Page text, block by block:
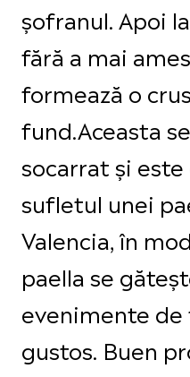
șofranul. Apoi
fără a mai
formează o
fund.Aceasta
socarrat și
sufletul unei
Valencia, în
paella se
evenimente de
gustos. Buen